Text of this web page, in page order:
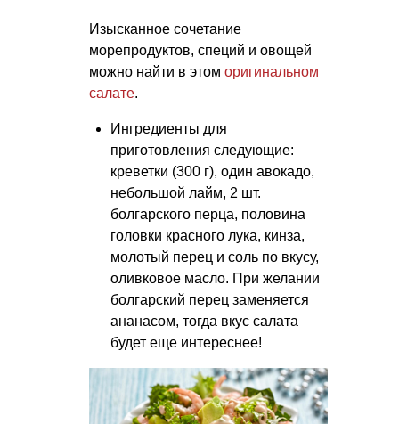
Изысканное сочетание
морепродуктов, специй и овощей
можно найти в этом оригинальном
салате.
Ингредиенты для
приготовления следующие:
креветки (300 г), один авокадо,
небольшой лайм, 2 шт.
болгарского перца, половина
головки красного лука, кинза,
молотый перец и соль по вкусу,
оливковое масло. При желании
болгарский перец заменяется
ананасом, тогда вкус салата
будет еще интереснее!